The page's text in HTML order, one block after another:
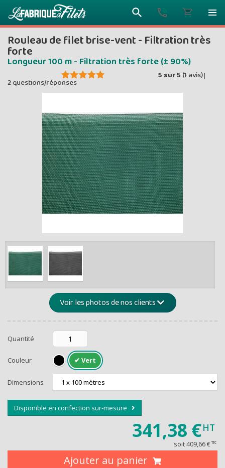
Montants et
de -5%
Plus vous
moins
Prix
ENVOYEZ
RECEVEZ
Rouleau de filet brise-vent - Filtration très
forte
Longueur 100 m - Filtration très forte (± 90%)
5 sur5 (1 avis)|
2 questions/réponses
Voir les photos de nos clients
Quantité
Couleur
Dimensions
Disponible en confection sur-mesure
341,38 €HT
soit409,66 € TTC
Ajouter au panier